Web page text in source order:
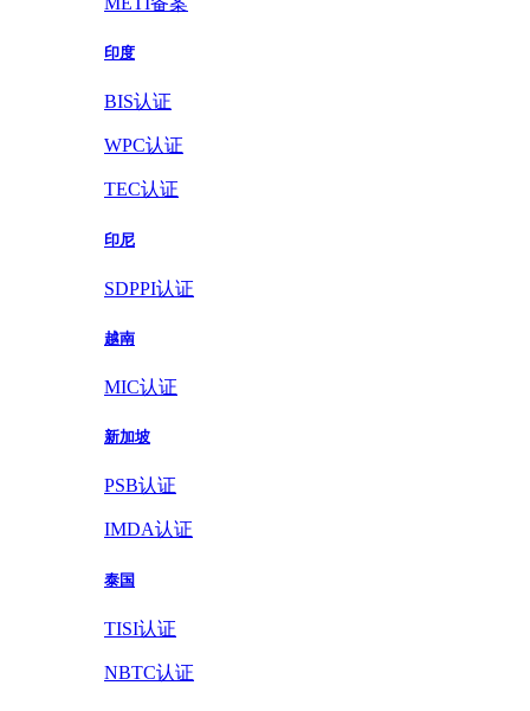
印度
BIS认证
WPC认证
TEC认证
印尼
SDPPI认证
越南
MIC认证
新加坡
PSB认证
IMDA认证
泰国
TISI认证
NBTC认证